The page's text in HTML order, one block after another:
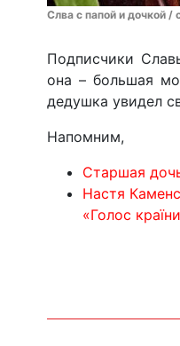
Слва с папой и дочкой /
Подписчики
она – большая
дедушка увидел
Напомним,
Старшая
Настя
«Голос